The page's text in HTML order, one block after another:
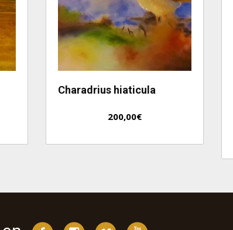
Charadrius hiaticula
200,00€